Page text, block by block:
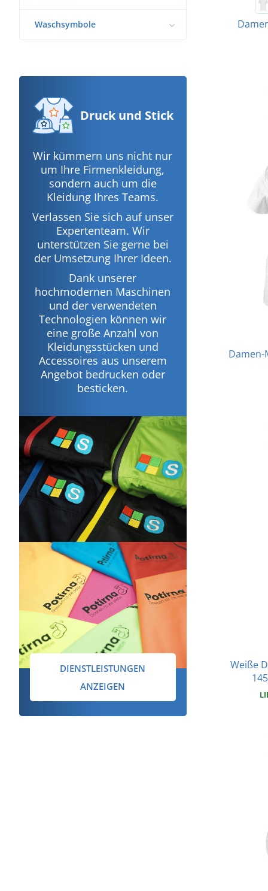
Waschsymbole
Druck und Stick
Wir kümmern uns nicht nur
um Ihre Firmenkleidung,
sondern auch um die
Kleidung Ihres Teams.
Verlassen Sie sich auf unser
Expertenteam. Wir
unterstützen Sie gerne bei
der Umsetzung Ihrer Ideen.
Dank unserer
hochmodernen Maschinen
und der verwendeten
Technologien können wir
eine große Anzahl von
Kleidungsstücken und
Accessoires aus unserem
Angebot bedrucken oder
besticken.
DIENSTLEISTUNGEN
ANZEIGEN
Damen-
Weiße